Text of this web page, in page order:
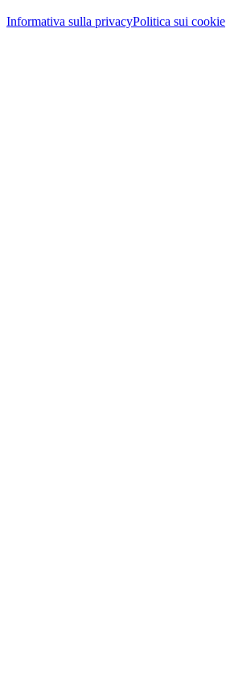
Informativa sulla privacyPolitica sui cookie